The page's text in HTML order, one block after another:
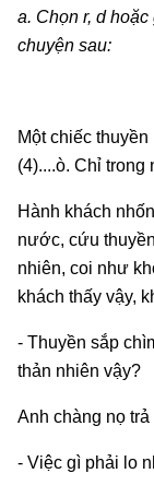
a. Chọn r, d
chuyện sau:
Một chiếc
(4)....ò. Chỉ
Hành khách
nước, cứu
nhiên, coi như
khách thấy vậy,
- Thuyền sắp
thản nhiên vậy?
Anh chàng nọ
- Việc gì phải lo